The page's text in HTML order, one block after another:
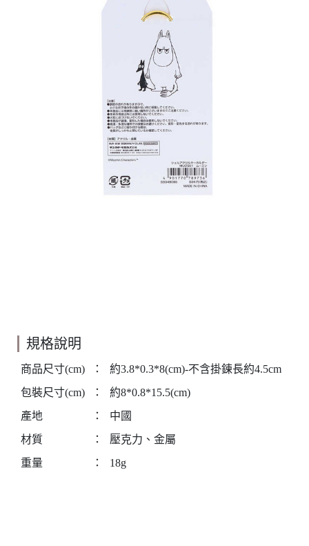
規格說明
商品尺寸(cm) ：
約3.8*0.3*8(cm)-不含掛鍊長約4.5cm
包裝尺寸(cm)
：
約8*0.8*15.5(cm)
產地
：
中國
材質
：
壓克力、金屬
重量
： 18g